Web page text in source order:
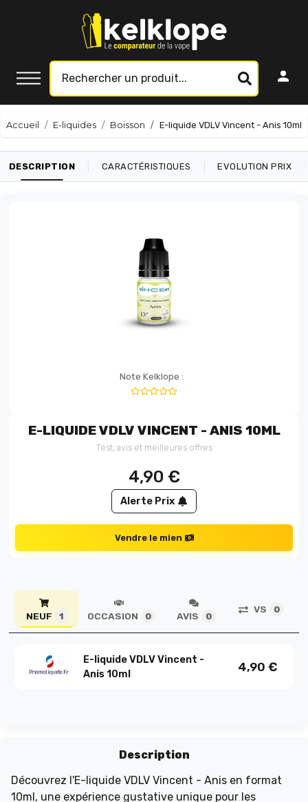
Accueil E-liquides Boisson E-liquide VDLV Vincent - Anis 10ml
DESCRIPTION CARACTÉRISTIQUES EVOLUTION PRIX
Note Kelklope :
E-LIQUIDE VDLV VINCENT - ANIS 10ML
Test, avis et meilleures offres
4,90 €
Alerte Prix
Vendre le mien
NEUF 1 OCCASION 0 AVIS 0
VS 0
E-liquide VDLV Vincent -
Anis 10ml
4,90 €
Description
Découvrez l'E-liquide VDLV Vincent - Anis en format
10ml, une expérience gustative unique pour les